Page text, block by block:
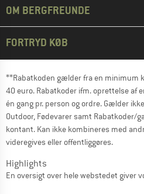
OM BERGFREUNDE
FORTRYD KØB
**Rabatkoden gælder fra en
40 euro. Rabatkoder ifm. oprettelse af
én gang pr. person og ordre. Gælder
Outdoor, Fødevarer samt Rabatkoder/
kontant. Kan ikke kombineres med
videregives eller offentliggøres.
Highlights
En oversigt over hele webstedet giver